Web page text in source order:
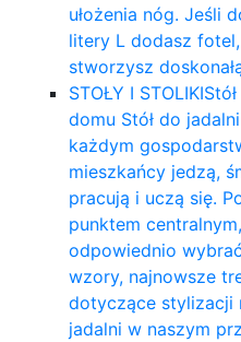
ułożenia nóg. Jeśli
litery L dodasz
stworzysz
STOŁY I STOLIKI
domu Stół do
każdym
mieszkańcy jedzą,
pracują i uczą się.
punktem
odpowiednio
wzory, najnowsze
dotyczące stylizacji
jadalni w naszym